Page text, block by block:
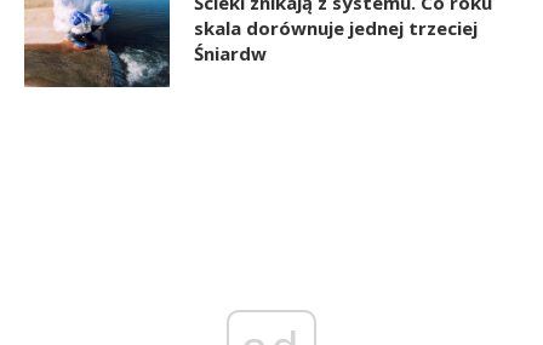
skala dorównuje jednej trzeciej
Śniardw